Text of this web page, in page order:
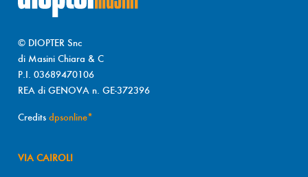
© DIOPTER Snc
di Masini Chiara & C
P.I. 03689470106
REA di GENOVA n. GE-372396
Credits dpsonline*
VIA CAIROLI